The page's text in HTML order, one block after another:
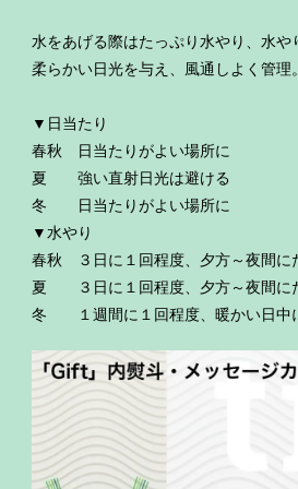
水をあげる際はたっぷり水やり、水や
柔らかい日光を与え、風通しよく管理。
▼日当たり
春秋 日当たりがよい場所に
夏 強い直射日光は避ける
冬 日当たりがよい場所に
▼水やり
春秋 ３日に１回程度、夕方～夜間に
夏 ３日に１回程度、夕方～夜間に
冬 １週間に１回程度、暖かい日中